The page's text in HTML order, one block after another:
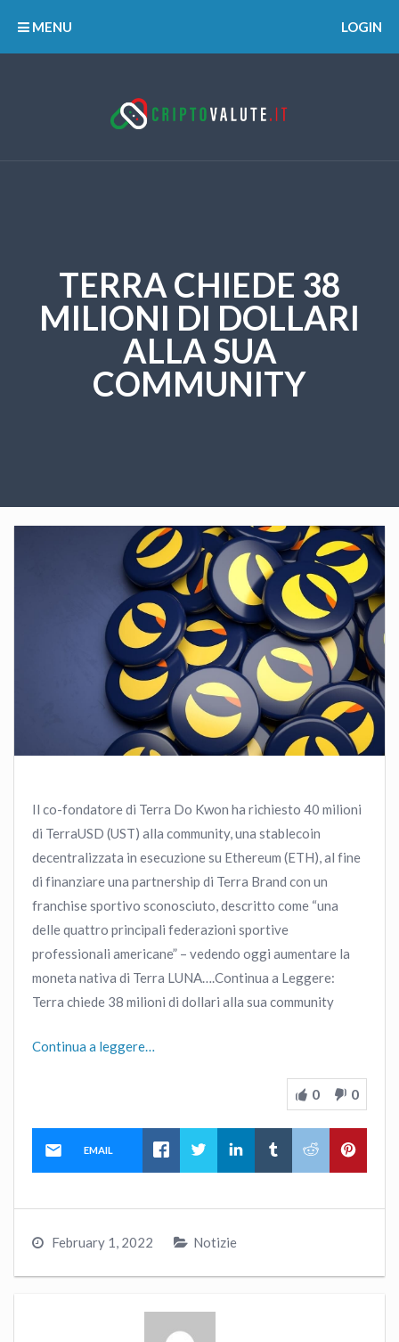
MENU LOGIN
TERRA CHIEDE 38
MILIONI DI DOLLARI
ALLA SUA
COMMUNITY
Il co-fondatore di Terra Do Kwon ha richiesto 40 milioni
di TerraUSD (UST) alla community, una stablecoin
decentralizzata in esecuzione su Ethereum (ETH), al fine
di finanziare una partnership di Terra Brand con un
franchise sportivo sconosciuto, descritto come “una
delle quattro principali federazioni sportive
professionali americane” – vedendo oggi aumentare la
moneta nativa di Terra LUNA….Continua a Leggere:
Terra chiede 38 milioni di dollari alla sua community
Continua a leggere…
0 0
EMAIL
February 1, 2022 Notizie